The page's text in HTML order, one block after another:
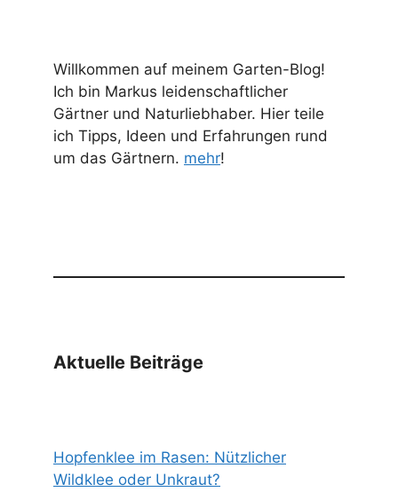
Willkommen auf meinem Garten-Blog!
Ich bin Markus leidenschaftlicher
Gärtner und Naturliebhaber. Hier teile
ich Tipps, Ideen und Erfahrungen rund
um das Gärtnern. mehr!
Aktuelle Beiträge
Hopfenklee im Rasen: Nützlicher
Wildklee oder Unkraut?